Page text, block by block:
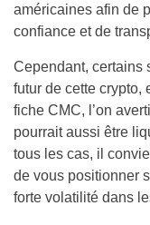
américaines afin de
confiance et de
Cependant, certains
futur de cette crypto,
fiche CMC, l’on
pourrait aussi être
tous les cas, il
de vous positionner
forte volatilité dans